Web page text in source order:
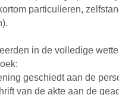
particulieren,
in de volledige
geschiedt aan de
van de akte aan de